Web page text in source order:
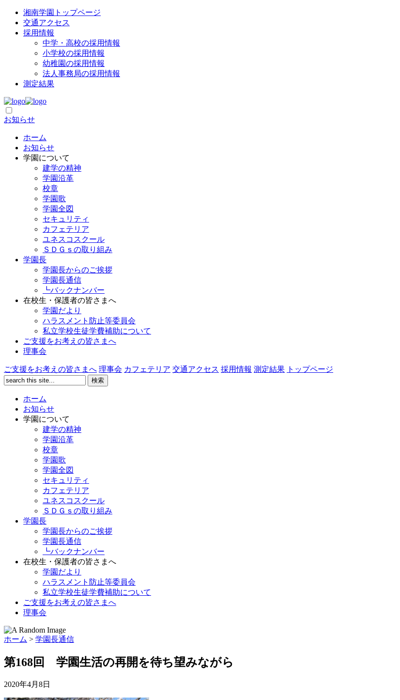
湘南学園トップページ
交通アクセス
採用情報
中学・高校の採用情報
小学校の採用情報
幼稚園の採用情報
法人事務局の採用情報
測定結果
お知らせ
ホーム
お知らせ
学園について
建学の精神
学園沿革
校章
学園歌
学園全図
セキュリティ
カフェテリア
ユネスコスクール
ＳＤＧｓの取り組み
学園長
学園長からのご挨拶
学園長通信
┗バックナンバー
在校生・保護者の皆さまへ
学園だより
ハラスメント防止等委員会
私立学校生徒学費補助について
ご支援をお考えの皆さまへ
理事会
ご支援をお考えの皆さまへ 理事会 カフェテリア 交通アクセス 採用情報 測定結果 トップページ
ホーム
お知らせ
学園について
建学の精神
学園沿革
校章
学園歌
学園全図
セキュリティ
カフェテリア
ユネスコスクール
ＳＤＧｓの取り組み
学園長
学園長からのご挨拶
学園長通信
┗バックナンバー
在校生・保護者の皆さまへ
学園だより
ハラスメント防止等委員会
私立学校生徒学費補助について
ご支援をお考えの皆さまへ
理事会
ホーム > 学園長通信
第168回 学園生活の再開を待ち望みながら
2020年4月8日